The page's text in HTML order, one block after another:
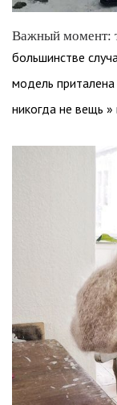
Важный момент:
большинстве
модель
никогда не вещь »